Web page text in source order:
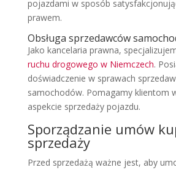
pojazdami w sposób
prawem.
Obsługa sprzedawców
Jako kancelaria prawna,
ruchu drogowego w Niemczech.
doświadczenie w sprawach
samochodów. Pomagamy klientom
aspekcie sprzedaży pojazdu.
Sporządzanie umów
sprzedaży
Przed sprzedażą ważne jest, aby